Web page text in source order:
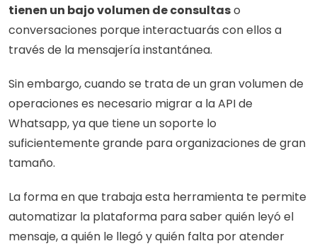
tienen un bajo volumen de consultas o
conversaciones porque interactuarás con ellos a
través de la mensajería instantánea.
Sin embargo, cuando se trata de un gran volumen de
operaciones es necesario migrar a la API de
Whatsapp, ya que tiene un soporte lo
suficientemente grande para organizaciones de gran
tamaño.
La forma en que trabaja esta herramienta te permite
automatizar la plataforma para saber quién leyó el
mensaje, a quién le llegó y quién falta por atender